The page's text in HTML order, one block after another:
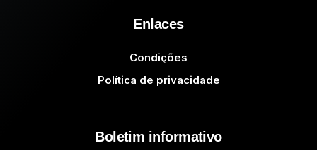
Enlaces
Condições
Política de privacidade
Boletim informativo